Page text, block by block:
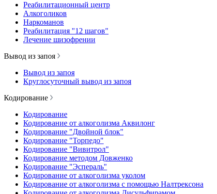
Реабилитационный центр
Алкоголиков
Наркоманов
Реабилитация "12 шагов"
Лечение шизофрении
Вывод из запоя
Вывод из запоя
Круглосуточный вывод из запоя
Кодирование
Кодирование
Кодирование от алкоголизма Аквилонг
Кодирование "Двойной блок"
Кодирование "Торпедо"
Кодирование "Вивитрол"
Кодирование методом Довженко
Кодирование "Эспераль"
Кодирование от алкоголизма уколом
Кодирование от алкоголизма с помощью Налтрексона